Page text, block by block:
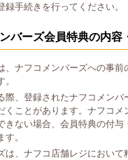
録手続きを行ってください。
バーズ会員特典の内容
、ナフコメンバーズへの事前
際、登録されたナフコメンバ
くことがあります。ナフコメ
きない場合、会員特典の付与
。
は、ナフコ店舗レジにおいて